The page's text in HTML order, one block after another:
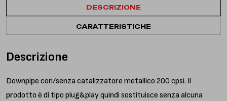
DESCRIZIONE
CARATTERISTICHE
Descrizione
Downpipe con/senza catalizzatore metallico 200 cpsi. Il
prodotto è di tipo plug&play quindi sostituisce senza alcuna